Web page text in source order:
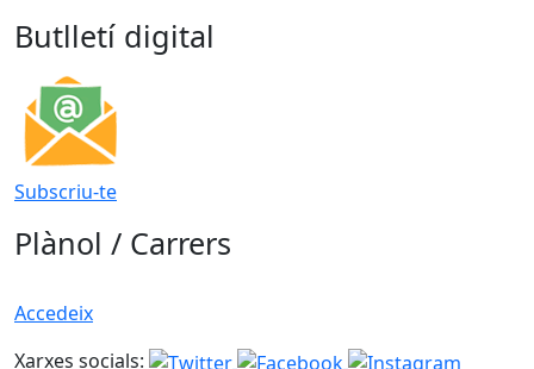
Butlletí digital
Subscriu-te
Plànol / Carrers
Accedeix
Xarxes socials: